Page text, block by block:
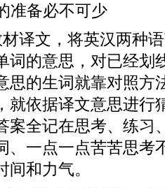
准备必不可少
译文，将英汉两种
词的意思，对已经划
思的生词就靠对照方
就依据译文意思进行
案全记在思考、练习
、一点一点苦苦思考
和力气。